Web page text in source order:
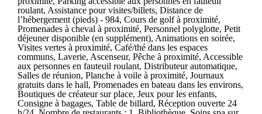
roulant, Assistance pour visites/billets, Distance de
l’hébergement (pieds) - 984, Cours de golf à proximité,
Promenades à cheval à proximité, Personnel polyglotte, Petit
déjeuner disponible (en supplément), Animations en soirée,
Visites vertes à proximité, Café/thé dans les espaces
communs, Laverie, Ascenseur, Pêche à proximité, Accessible
aux personnes en fauteuil roulant, Distributeur automatique,
Salles de réunion, Planche à voile à proximité, Journaux
gratuits dans le hall, Promenades en bateau dans les environs,
Boutiques de créateur sur place, Jeux pour les enfants,
Consigne à bagages, Table de billard, Réception ouverte 24